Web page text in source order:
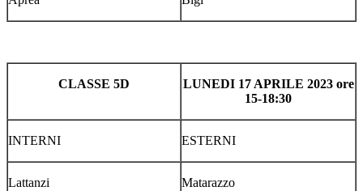
CLASSE 5D
LUNEDI 17 APRILE 2023 ore
15-18:30
INTERNI ESTERNI
Lattanzi Matarazzo